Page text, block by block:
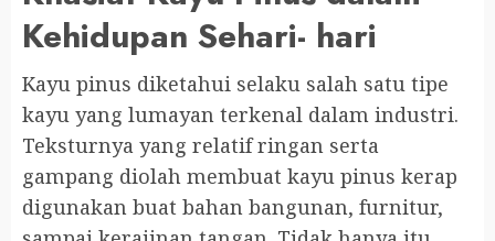
Kehidupan Sehari- hari
Kayu pinus diketahui selaku salah satu tipe
kayu yang lumayan terkenal dalam industri.
Teksturnya yang relatif ringan serta
gampang diolah membuat kayu pinus kerap
digunakan buat bahan bangunan, furnitur,